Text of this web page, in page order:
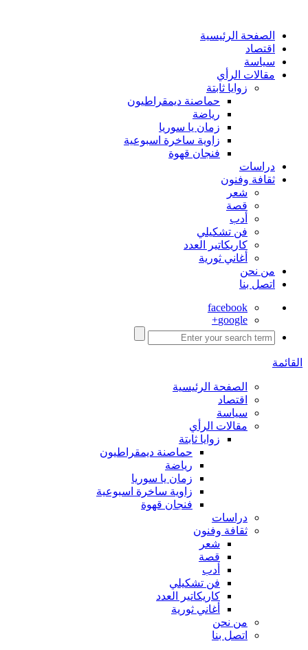
الصفحة الرئيسية
اقتصاد
سياسة
مقالات الرأي
زوايا ثابتة
حماصنة ديمقراطيون
رياضة
زمان يا سوريا
زاوية ساخرة اسبوعية
فنجان قهوة
دراسات
ثقافة وفنون
شعر
قصة
أدب
فن تشكيلي
كاريكاتير العدد
أغاني ثورية
من نحن
اتصل بنا
facebook
google+
القائمة
الصفحة الرئيسية
اقتصاد
سياسة
مقالات الرأي
زوايا ثابتة
حماصنة ديمقراطيون
رياضة
زمان يا سوريا
زاوية ساخرة اسبوعية
فنجان قهوة
دراسات
ثقافة وفنون
شعر
قصة
أدب
فن تشكيلي
كاريكاتير العدد
أغاني ثورية
من نحن
اتصل بنا